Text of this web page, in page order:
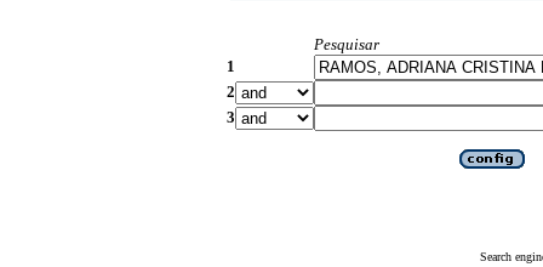
Pesquisar
1
2
3
Search